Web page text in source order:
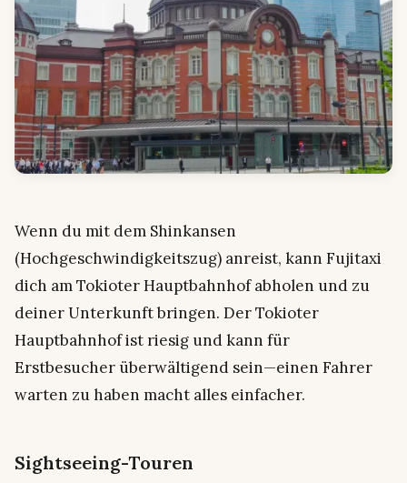
Wenn du mit dem Shinkansen
(Hochgeschwindigkeitszug) anreist, kann Fujitaxi
dich am Tokioter Hauptbahnhof abholen und zu
deiner Unterkunft bringen. Der Tokioter
Hauptbahnhof ist riesig und kann für
Erstbesucher überwältigend sein—einen Fahrer
warten zu haben macht alles einfacher.
Sightseeing-Touren